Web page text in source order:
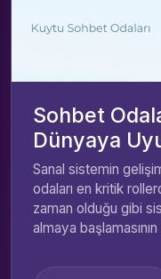
Sohbet
Dünyaya
Sanal sistemin
odaları en kritik
zaman olduğu gibi
almaya